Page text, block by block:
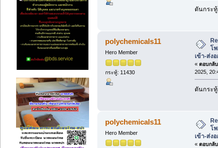
ดันกระทู้
polychemicals11
Hero Member
กระทู้: 11430
โ
เข้า-ส่ง
« ตอบกลั
2025,
ดันกระทู้
polychemicals11
Hero Member
โ
เข้า-ส่ง
« ตอบกลั